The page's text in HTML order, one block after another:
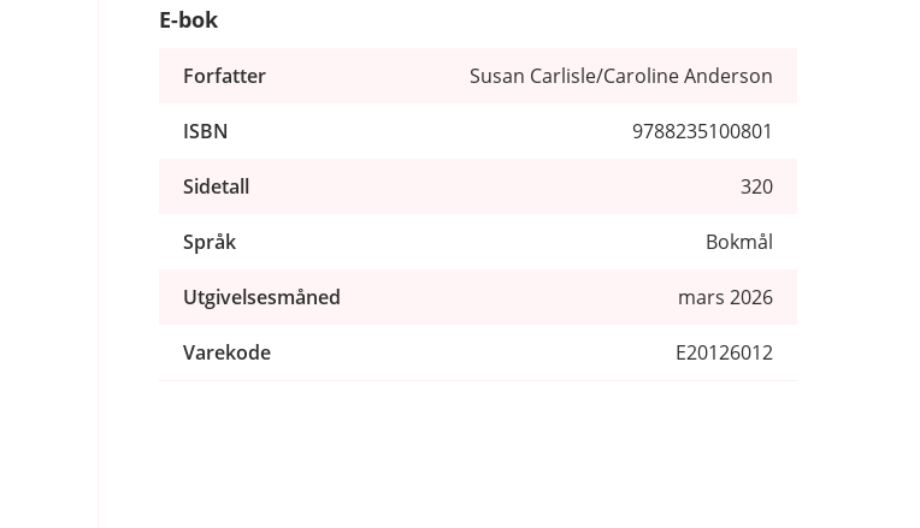
E-bok
Forfatter Susan Carlisle/Caroline Anderson
ISBN 9788235100801
Sidetall 320
Språk Bokmål
Utgivelsesmåned mars 2026
Varekode E20126012